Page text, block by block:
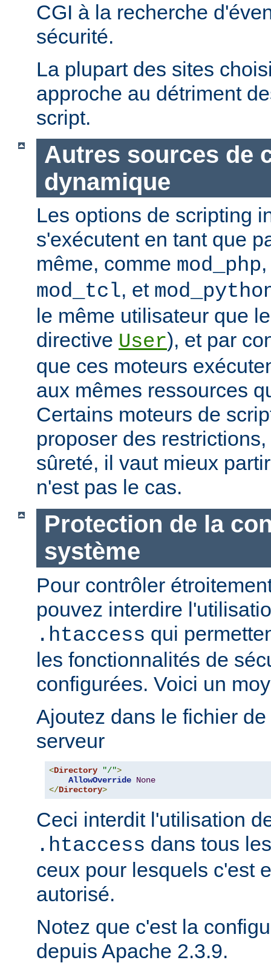
CGI à la recherche
sécurité.
La plupart des sites
approche au détriment
script.
Autres sources de
dynamique
Les options de scripting
s'exécutent en tant que
même, comme mod_php
mod_tcl, et
le même utilisateur que
directive User), et par
que ces moteurs
aux mêmes ressources
Certains moteurs de
proposer des
sûreté, il vaut mieux
n'est pas le cas.
Protection de la
système
Pour contrôler
pouvez interdire
.htaccess qui
les fonctionnalités de
configurées. Voici un
Ajoutez dans le fichier
serveur
<Directory "/">
AllowOverride None
</Directory>
Ceci interdit l'utilisation
.htaccess dans tous
ceux pour lesquels c'est
autorisé.
Notez que c'est la
depuis Apache 2.3.9.